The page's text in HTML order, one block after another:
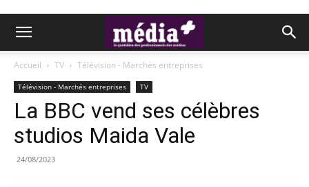
Accueil TV Télévision - Marchés entreprises
Télévision - Marchés entreprises TV
La BBC vend ses célèbres
studios Maida Vale
24/08/2023